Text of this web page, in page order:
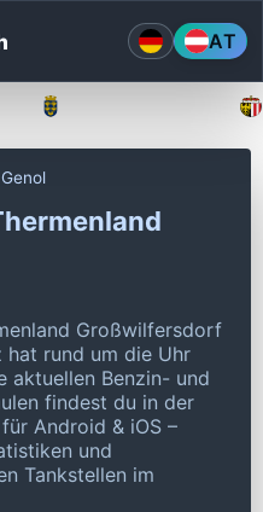
AT
Genol
Großwilfersdorf
rund um die Uhr
aktuellen Benzin- und
findest du in der
für Android & iOS –
und
Tankstellen im